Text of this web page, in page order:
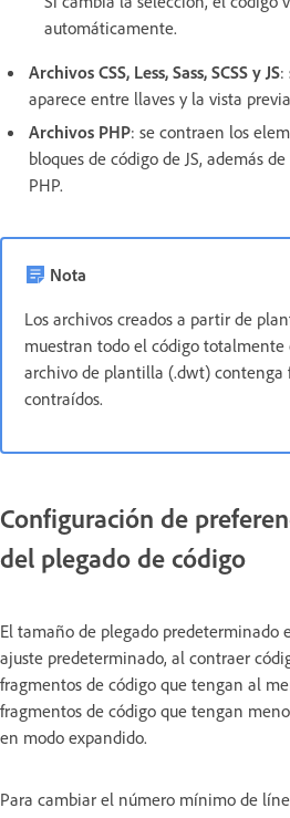
automáticamente.
Archivos CSS, Less, Sass, SCSS y JS:
aparece entre llaves y la vista
Archivos PHP: se contraen los
bloques de código de JS, además
PHP.
Nota
Los archivos creados a partir de
muestran todo el código totalmente
archivo de plantilla (.dwt) contenga
contraídos.
Configuración de
del plegado de código
El tamaño de plegado predeterminado
ajuste predeterminado, al contraer
fragmentos de código que tengan al
fragmentos de código que tengan
en modo expandido.
Para cambiar el número mínimo de